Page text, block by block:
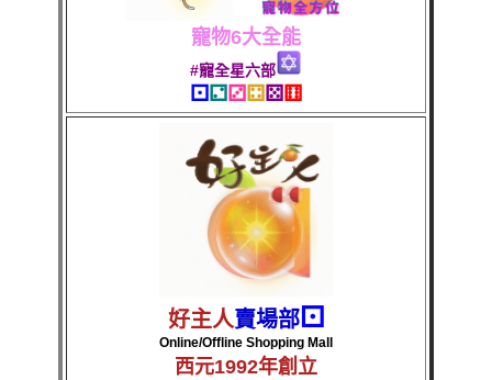
寵物6大全能
#寵全星六部
⚀⚁⚂⚃⚄⚅
好主人賣場部⚀
Online/Offline Shopping Mall
西元1992年創立